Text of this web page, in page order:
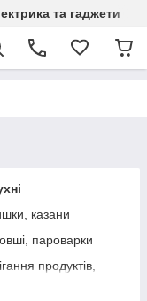
та гаджети
казани
пароварки
продуктів,